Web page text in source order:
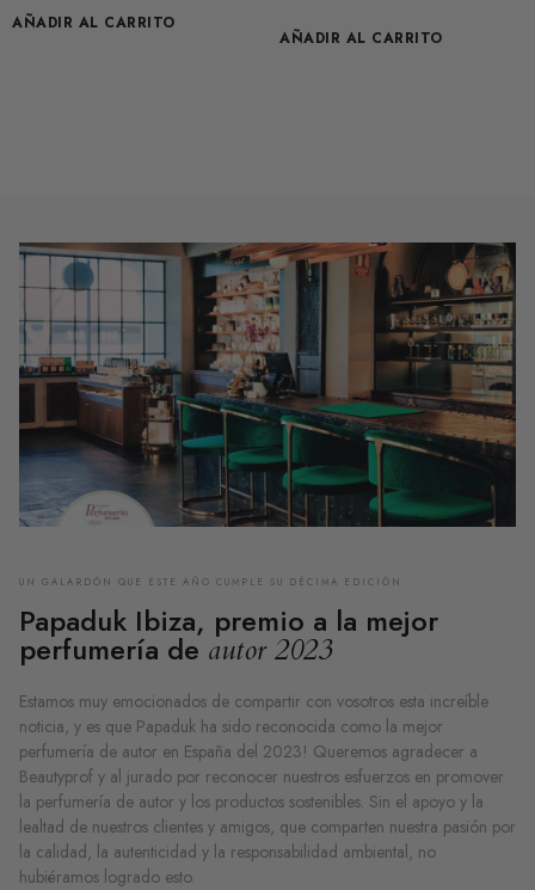
AÑADIR AL CARRITO
AÑADIR AL CARRITO
UN GALARDÓN QUE ESTE AÑO CUMPLE SU DÉCIMA EDICIÓN
Papaduk Ibiza, premio a la mejor
perfumería de autor 2023
Estamos muy emocionados de compartir con vosotros esta increíble
noticia, y es que Papaduk ha sido reconocida como la mejor
perfumería de autor en España del 2023! Queremos agradecer a
Beautyprof y al jurado por reconocer nuestros esfuerzos en promover
la perfumería de autor y los productos sostenibles. Sin el apoyo y la
lealtad de nuestros clientes y amigos, que comparten nuestra pasión por
la calidad, la autenticidad y la responsabilidad ambiental, no
hubiéramos logrado esto.